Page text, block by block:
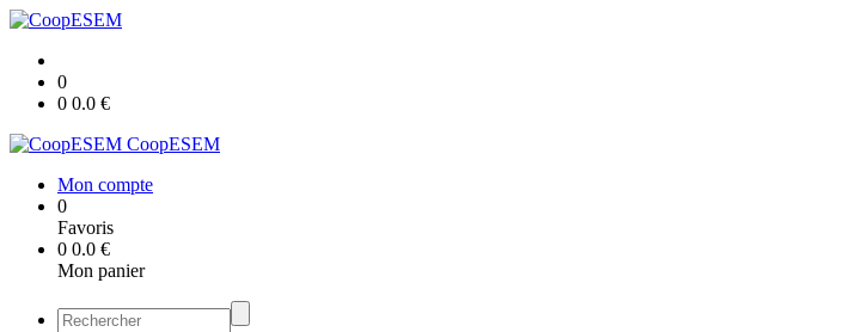
0
0 0.0 €
CoopESEM
Mon compte
0
Favoris
0 0.0 €
Mon panier